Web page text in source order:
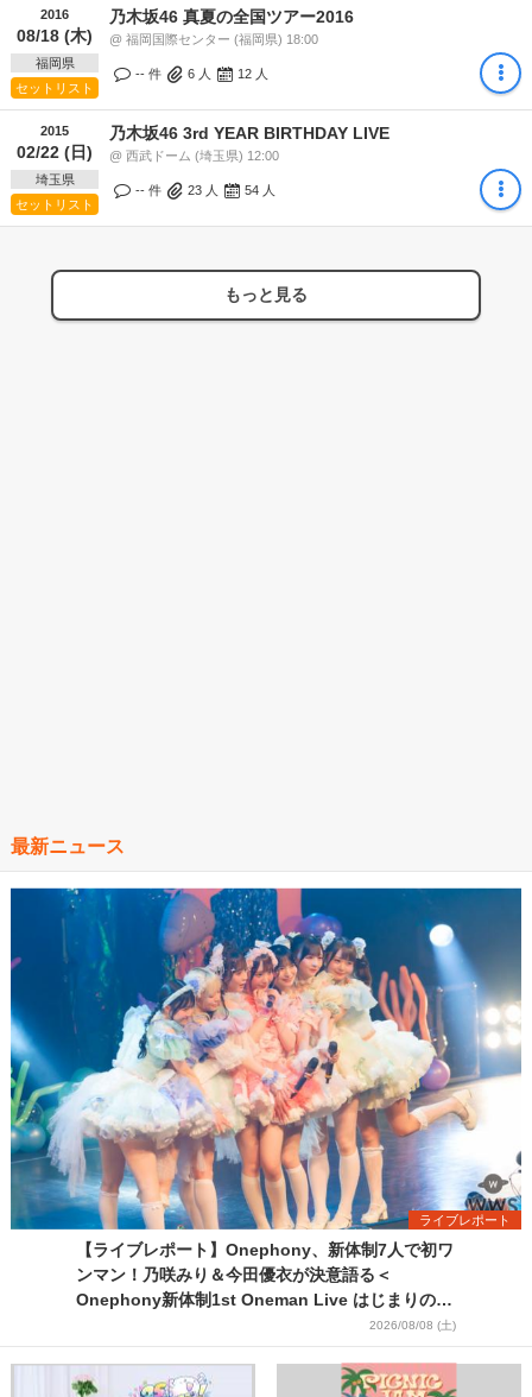
2016
08/18 (木)
福岡県
セットリスト
乃木坂46 真夏の全国ツアー2016
@ 福岡国際センター (福岡県) 18:00
-- 件 6 人 12 人
2015
02/22 (日)
埼玉県
セットリスト
乃木坂46 3rd YEAR BIRTHDAY LIVE
@ 西武ドーム (埼玉県) 12:00
-- 件 23 人 54 人
もっと見る
最新ニュース
ライブレポート
【ライブレポート】Onephony、新体制7人で初ワ
ンマン！乃咲みり＆今田優衣が決意語る＜
Onephony新体制1st Oneman Live はじまりの夏
2026/08/08 (土)